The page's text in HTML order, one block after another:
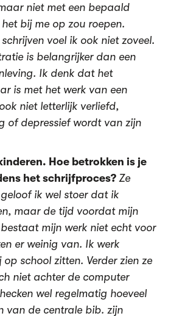
niet met een bepaald
bij me op zou roepen.
voel ik ook niet zoveel.
is belangrijker dan een
Ik denk dat het
is met het werk van een
niet letterlijk verliefd,
of depressief wordt van zijn
Hoe betrokken is je
het schrijfproces? Ze
ik wel stoer dat ik
maar de tijd voordat mijn
mijn werk niet echt voor
er weinig van. Ik werk
op school zitten. Verder zien ze
niet achter de computer
wel regelmatig hoeveel
van de centrale bib. zijn